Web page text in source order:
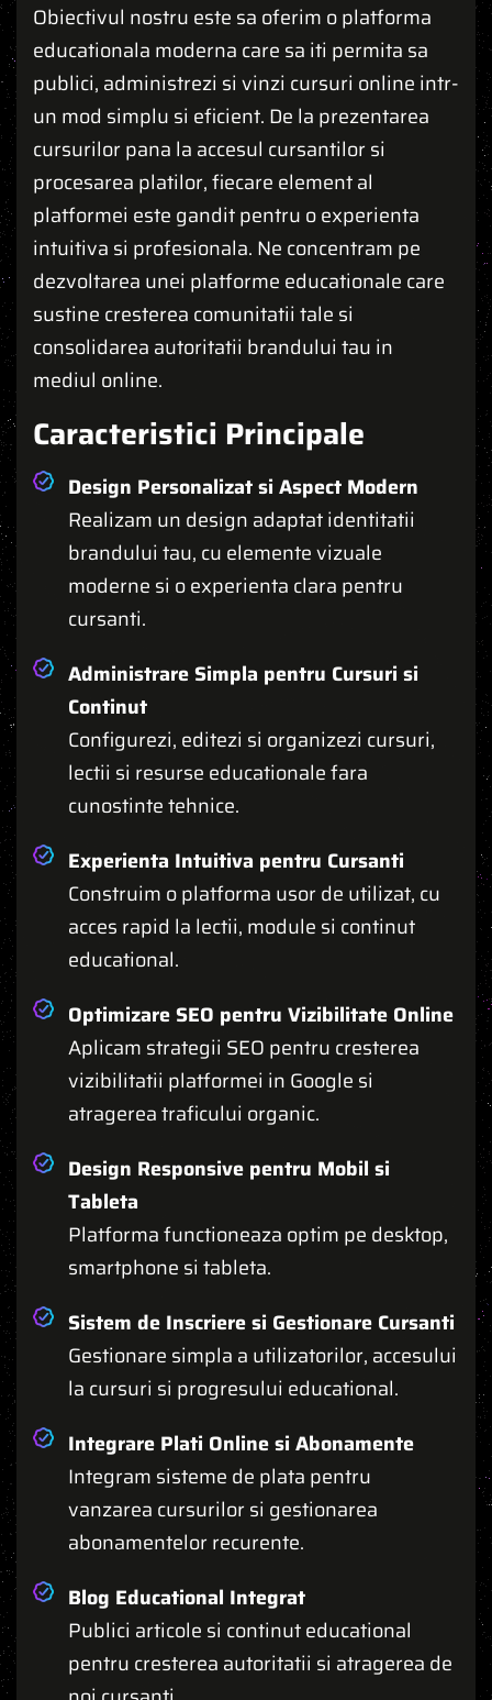
Obiectivul nostru este sa oferim o platforma
educationala moderna care sa iti permita sa
publici, administrezi si vinzi cursuri online intr-
un mod simplu si eficient. De la prezentarea
cursurilor pana la accesul cursantilor si
procesarea platilor, fiecare element al
platformei este gandit pentru o experienta
intuitiva si profesionala. Ne concentram pe
dezvoltarea unei platforme educationale care
sustine cresterea comunitatii tale si
consolidarea autoritatii brandului tau in
mediul online.
Caracteristici Principale
Design Personalizat si Aspect Modern
Realizam un design adaptat identitatii
brandului tau, cu elemente vizuale
moderne si o experienta clara pentru
cursanti.
Administrare Simpla pentru Cursuri si
Continut
Configurezi, editezi si organizezi cursuri,
lectii si resurse educationale fara
cunostinte tehnice.
Experienta Intuitiva pentru Cursanti
Construim o platforma usor de utilizat, cu
acces rapid la lectii, module si continut
educational.
Optimizare SEO pentru Vizibilitate Online
Aplicam strategii SEO pentru cresterea
vizibilitatii platformei in Google si
atragerea traficului organic.
Design Responsive pentru Mobil si
Tableta
Platforma functioneaza optim pe desktop,
smartphone si tableta.
Sistem de Inscriere si Gestionare Cursanti
Gestionare simpla a utilizatorilor, accesului
la cursuri si progresului educational.
Integrare Plati Online si Abonamente
Integram sisteme de plata pentru
vanzarea cursurilor si gestionarea
abonamentelor recurente.
Blog Educational Integrat
Publici articole si continut educational
pentru cresterea autoritatii si atragerea de